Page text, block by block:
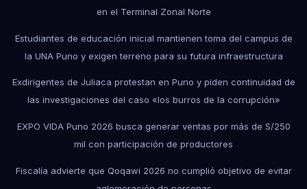
en el Terminal Zonal Norte
Estudiantes de educación inicial mantienen toma del campus de
la UNA Puno y exigen terreno para su futura infraestructura
Exdirigentes de Juliaca protestan en Puno y piden continuidad de
las investigaciones del caso «los burros de la corrupción»
EXPO VIDA Puno 2026 busca generar ventas por más de S/250
mil con participación de productores
Fiscalía advierte que Qoqawi 2026 no cumplió objetivo de evitar